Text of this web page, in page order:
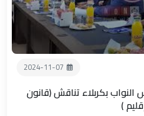
2024-11-07
بكربلاء تناقش (قانون
)